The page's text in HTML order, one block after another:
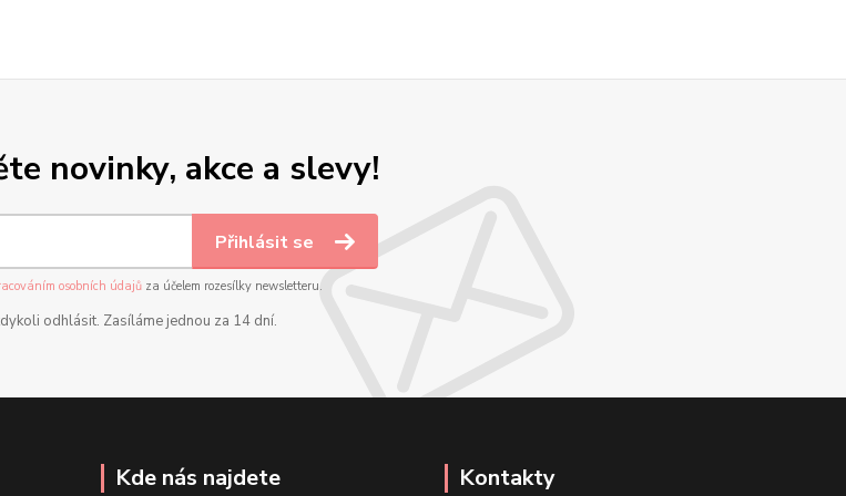
novinky, akce a slevy!
Přihlásit se
osobních údajůza účelem rozesílky newsletteru.
odhlásit. Zasíláme jednou za 14 dní.
Kde nás najdete Kontakty